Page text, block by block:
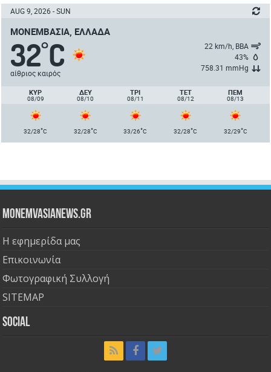
AUG 9, 2026 - SUN
ΜΟΝΕΜΒΑΣΙΆ, ΕΛΛΆΔΑ
32°C
αίθριος καιρός
22 km/h, ΒΒΑ
43%
758.31 mmHg
ΚΥΡ
08/09
ΔΕΥ
08/10
ΤΡΙ
08/11
ΤΕΤ
08/12
ΠΈΜ
08/13
32/28°C 32/28°C 33/26°C 32/28°C 32/29°C
Monemvasianews.gr
Η εφημερίδα μας
Επικοινωνία
Φωτογραφική Συλλογή
SITEMAP
Social